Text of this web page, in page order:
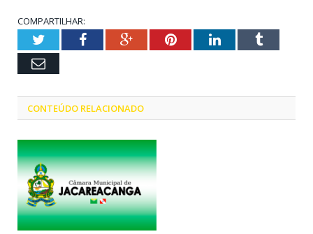
COMPARTILHAR:
TwitterFacebookGoogle+PinterestLinkedInTumblr
Email
CONTEÚDO RELACIONADO